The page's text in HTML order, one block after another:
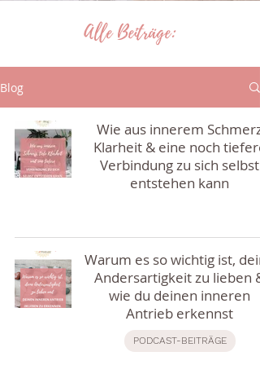
Alle Beiträge:
Blog
Wie aus innerem Schmerz
Klarheit & eine noch tiefere
Verbindung zu sich selbst
entstehen kann
Warum es so wichtig ist,
Andersartigkeit zu lieben &
wie du deinen inneren
Antrieb erkennst
PODCAST-BEITRÄGE